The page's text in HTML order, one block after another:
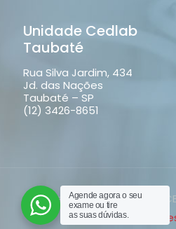
Unidade Cedlab
Taubaté
Rua Silva Jardim, 434
Jd. das Nações
Taubaté – SP
(12) 3426-8651
Direitos reservados ao
Agende agora o seu
exame ou tire
as suas dúvidas.